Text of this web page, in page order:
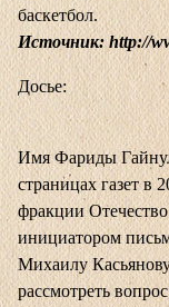
баскетбол.
Источник:http://
Досье:
Имя Фариды
страницах газет в
фракции
инициатором
Михаилу
рассмотреть